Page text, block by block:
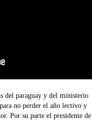
del paraguay y del ministerio
no perder el año lectivo y
Por su parte el presidente de